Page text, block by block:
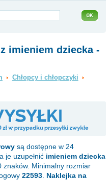
imieniem dziecka -
Chłopcy i chłopczyki
są dostępne w 24
je uzupełnić imieniem dziecka
znaków. Minimalny rozmiar
22593 Naklejka na